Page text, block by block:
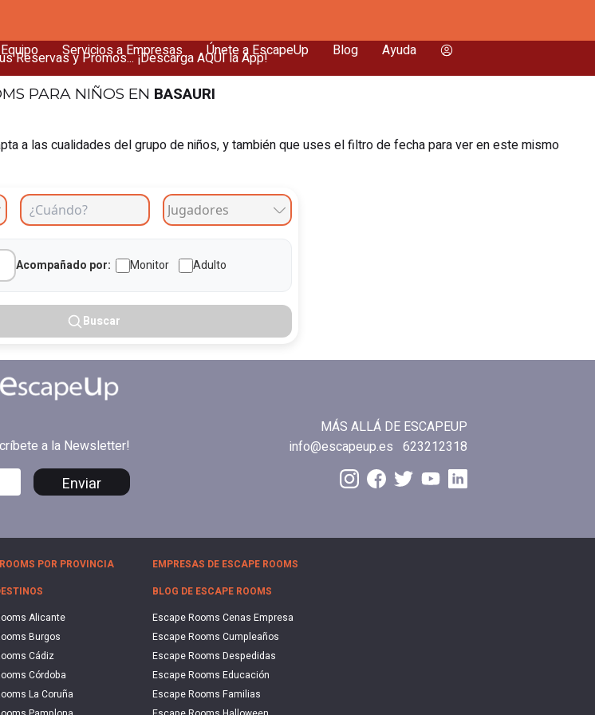
Servicios a Empresas Únete a EscapeUp Blog Ayuda
Reservas y Promos... ¡Descarga AQUÍ la App!
PARA NIÑOS EN BASAURI
a las cualidades del grupo de niños, y también que uses el filtro de fecha para ver en este mismo
Acompañado por: Monitor Adulto
Buscar
a la Newsletter!
Enviar
MÁS ALLÁ DE ESCAPEUP
info@escapeup.es 623212318
POR PROVINCIA
Alicante
Burgos
Cádiz
Córdoba
La Coruña
EMPRESAS DE ESCAPE ROOMS
BLOG DE ESCAPE ROOMS
Escape Rooms Cenas Empresa
Escape Rooms Cumpleaños
Escape Rooms Despedidas
Escape Rooms Educación
Escape Rooms Familias